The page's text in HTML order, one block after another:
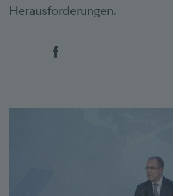
Herausforderungen.
Social Bookmarks